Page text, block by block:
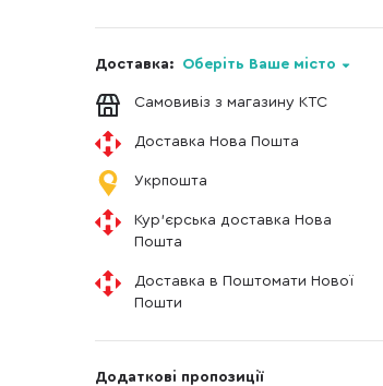
Доставка: Оберіть Ваше місто
Самовивіз з магазину КТС
Доставка Нова Пошта
Укрпошта
Кур'єрська доставка Нова
Пошта
Доставка в Поштомати Нової
Пошти
Додаткові пропозиції